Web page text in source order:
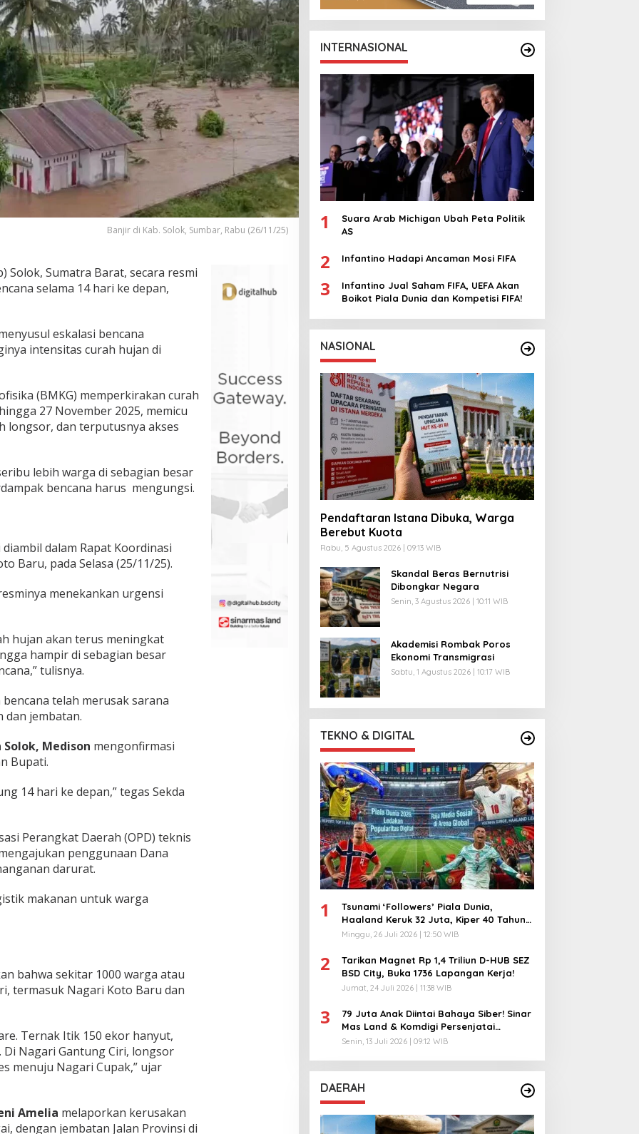
Banjir di Kab. Solok, Sumbar, Rabu (26/11/25)
Solok, Sumatra Barat, secara resmi
selama 14 hari ke depan,
eskalasi bencana
intensitas curah hujan di
(BMKG) memperkirakan curah
27 November 2025, memicu
longsor, dan terputusnya akses
lebih warga di sebagian besar
bencana harus mengungsi.
dalam Rapat Koordinasi
Baru, pada Selasa (25/11/25).
menekankan urgensi
hujan akan terus meningkat
hampir di sebagian besar
tulisnya.
telah merusak sarana
dan jembatan.
Medison mengonfirmasi
Bupati.
14 hari ke depan,” tegas Sekda
Perangkat Daerah (OPD) teknis
penggunaan Dana
darurat.
makanan untuk warga
bahwa sekitar 1000 warga atau
termasuk Nagari Koto Baru dan
Ternak Itik 150 ekor hanyut,
Nagari Gantung Ciri, longsor
menuju Nagari Cupak,” ujar
Amelia melaporkan kerusakan
dengan jembatan Jalan Provinsi di
INTERNASIONAL
1
Suara Arab Michigan Ubah Peta Politik
AS
2 Infantino Hadapi Ancaman Mosi FIFA
3
Infantino Jual Saham FIFA, UEFA Akan
Boikot Piala Dunia dan Kompetisi FIFA!
NASIONAL
Pendaftaran Istana Dibuka, Warga
Berebut Kuota
Rabu, 5 Agustus 2026 | 09:13 WIB
Skandal Beras Bernutrisi
Dibongkar Negara
Senin, 3 Agustus 2026 | 10:11 WIB
Akademisi Rombak Poros
Ekonomi Transmigrasi
Sabtu, 1 Agustus 2026 | 10:17 WIB
TEKNO & DIGITAL
1
Tsunami ‘Followers’ Piala Dunia,
Haaland Keruk 32 Juta, Kiper 40 Tahun
Bikin Geger!
Minggu, 26 Juli 2026 | 12:50 WIB
2
Tarikan Magnet Rp 1,4 Triliun D-HUB SEZ
BSD City, Buka 1736 Lapangan Kerja!
Jumat, 24 Juli 2026 | 11:38 WIB
3
79 Juta Anak Diintai Bahaya Siber! Sinar
Mas Land & Komdigi Persenjatai
Ratusan Guru!
Senin, 13 Juli 2026 | 09:12 WIB
DAERAH